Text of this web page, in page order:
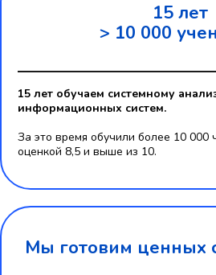
15 лет
> 10 000
15 лет обучаем системному
информационных систем.
За это время обучили более 10 000
оценкой 8,5 и выше из 10.
Мы готовим ценных